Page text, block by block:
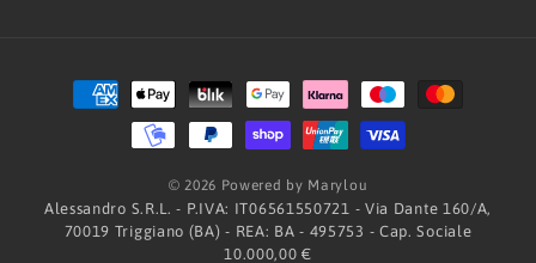
Metodi
di
pagamento
© 2026 Powered by Marylou
Alessandro S.R.L. - P.IVA: IT06561550721 - Via Dante 160/A,
70019 Triggiano (BA) - REA: BA - 495753 - Cap. Sociale
10.000,00 €